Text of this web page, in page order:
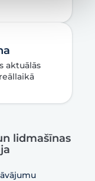
aktuālās
lidmašīnas